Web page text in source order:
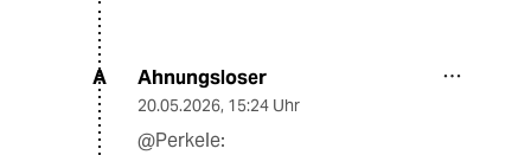
A Ahnungsloser
20.05.2026, 15:24 Uhr
@Perkele: